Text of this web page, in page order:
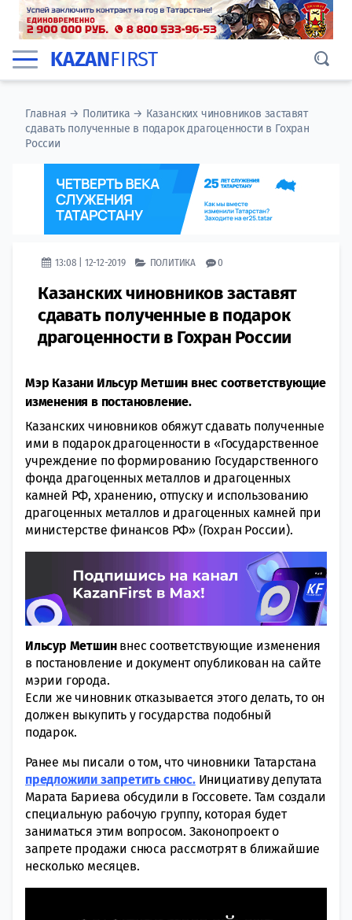
KAZANFIRST
Главная → Политика → Казанских чиновников заставят
сдавать полученные в подарок драгоценности в Гохран
России
13:08 | 12-12-2019 ПОЛИТИКА 0
Казанских чиновников заставят
сдавать полученные в подарок
драгоценности в Гохран России
Мэр Казани Ильсур Метшин внес соответствующие
изменения в постановление.
Казанских чиновников обяжут сдавать полученные
ими в подарок драгоценности в «Государственное
учреждение по формированию Государственного
фонда драгоценных металлов и драгоценных
камней РФ, хранению, отпуску и использованию
драгоценных металлов и драгоценных камней при
министерстве финансов РФ» (Гохран России).
Ильсур Метшинвнес соответствующие изменения
в постановление и документ опубликован на сайте
мэрии города.
Если же чиновник отказывается этого делать, то он
должен выкупить у государства подобный
подарок.
Ранее мы писали о том, что чиновники Татарстана
предложили запретить снюс. Инициативу депутата
Марата Бариева обсудили в Госсовете. Там создали
специальную рабочую группу, которая будет
заниматься этим вопросом. Законопроект о
запрете продажи снюса рассмотрят в ближайшие
несколько месяцев.